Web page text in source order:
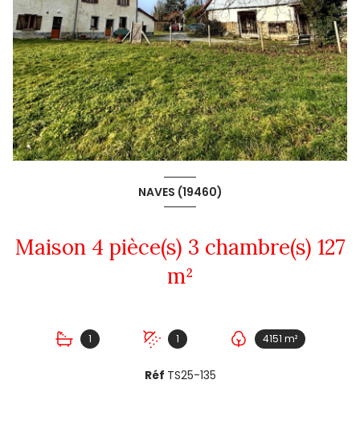
NAVES (19460)
Maison 4 pièce(s) 3 chambre(s) 127
m²
1 1 4151 m²
Réf TS25-135